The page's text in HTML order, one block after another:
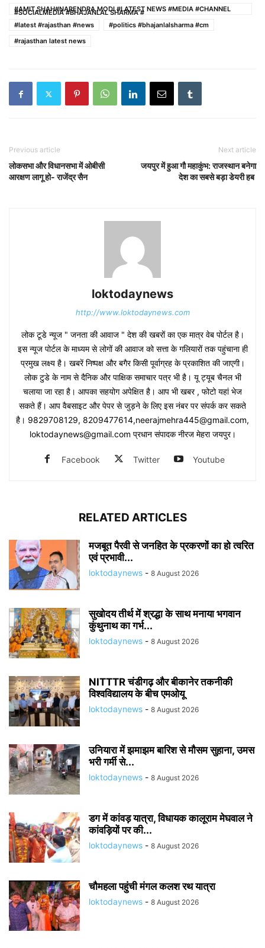
#AMIT SHAH#NARENDRA MODI #LATEST NEWS #MEDIA #CHANNEL
#SOCIALMEDIA #BHAJANLAL SHARMA #
#latest #rajasthan #news
#politics #bhajanlalsharma #cm
#rajasthan latest news
Previous article
लोकसभा और विधानसभा में ओबीसी
आरक्षण लागू हो- राजेंद्र सैन
Next article
जयपुर में हुआ गौ महाकुंभ: राजस्थान बनेगा
देश का सबसे बड़ा डेयरी हब
loktodaynews
http://www.loktodaynews.com
लोक टूडे न्यूज " जनता की आवाज " देश की खबरों का एक मात्र वेब पोर्टल है।
इस न्यूज पोर्टल के माध्यम से लोगों की आवाज को सत्ता के गलियारों तक पहुंचाना ही
प्रमुख लक्ष्य है। खबरें निष्पक्ष और बगैर किसी पूर्वाग्रह के प्रकाशित की जाएगी।
लोक टुडे के नाम से दैनिक और पाक्षिक समाचार पत्र भी है। यू ट्यूब चैनल भी
चलाया जा रहा है। आपका सहयोग अपेक्षित है। आप भी खबर , फोटो यहां भेज
सकते हैं। आप वैबसाइट और पेपर से जुड़ने के लिए इस नंबर पर संपर्क कर सकते
है। 9829708129, 8209477614,neerajmehra445@gmail.com,
loktodaynews@gmail.com प्रधान संपादक नीरज मेहरा जयपुर।
Facebook Twitter Youtube
RELATED ARTICLES
मजबूत पैरवी से जनहित के प्रकरणों का हो त्वरित
एवं प्रभावी...
loktodaynews - 8 August 2026
सुखोदय तीर्थ में श्रद्धा के साथ मनाया भगवान
कुंथुनाथ का गर्भ...
loktodaynews - 8 August 2026
NITTTR चंडीगढ़ और बीकानेर तकनीकी
विश्वविद्यालय के बीच एमओयू
loktodaynews - 8 August 2026
उनियारा में झमाझम बारिश से मौसम सुहाना, उमस
भरी गर्मी से...
loktodaynews - 8 August 2026
डग में कांवड़ यात्रा, विधायक कालूराम मेघवाल ने
कांवड़ियों पर की...
loktodaynews - 8 August 2026
चौमहला पहुंची मंगल कलश रथ यात्रा
loktodaynews - 8 August 2026